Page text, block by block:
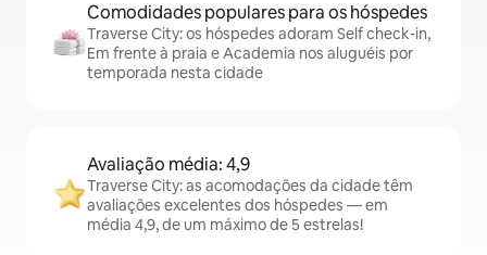
Comodidades populares para os hóspedes
Traverse City: os hóspedes adoram Self check-in,
Em frente à praia e Academia nos aluguéis por
temporada nesta cidade
Avaliação média: 4,9
Traverse City: as acomodações da cidade têm
avaliações excelentes dos hóspedes — em
média 4,9, de um máximo de 5 estrelas!